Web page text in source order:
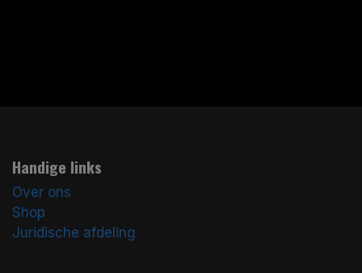
Handige links
Over ons
Shop
Juridische afdeling